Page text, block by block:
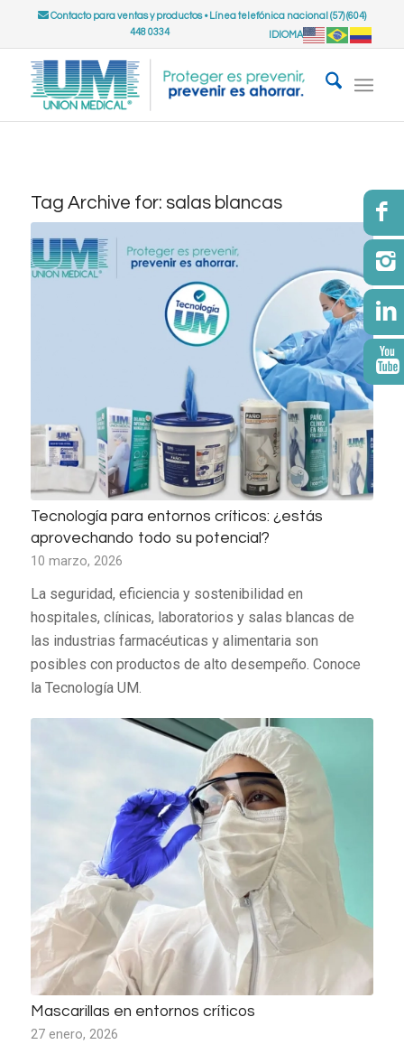
Contacto para ventas y productos• Línea telefónica nacional (57) (604)
448 0334
IDIOMA
Tag Archive for: salas blancas
Tecnología para entornos críticos: ¿estás
aprovechando todo su potencial?
10 marzo, 2026
La seguridad, eficiencia y sostenibilidad en
hospitales, clínicas, laboratorios y salas blancas de
las industrias farmacéuticas y alimentaria son
posibles con productos de alto desempeño. Conoce
la Tecnología UM.
Mascarillas en entornos críticos
27 enero, 2026